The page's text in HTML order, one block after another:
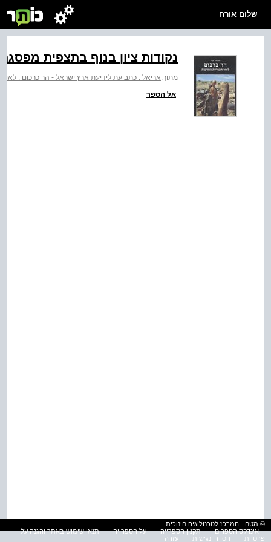
שלום אורח
נקודות ציון בנוף בתצפית
מתוך:אריאל : כתב עת לידיעת ארץ ישראל - הר כרכום :
אל הספר
© מטח - המרכז לטכנולוגיה חינוכית
אינדקס הספרים
תקנון הספרייה על הספרייה
תנאי שימוש באתר והגנה על
פרטיות
הסדרי נגישות עזרה